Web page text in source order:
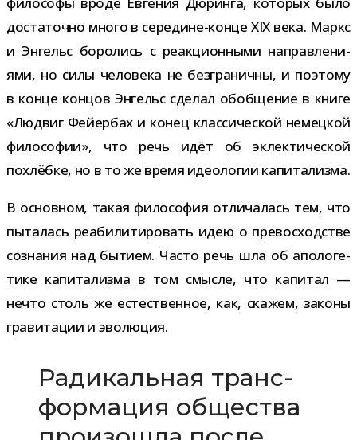
доста­точно много в середине-​конце XIX века. Маркс
и Энгельс боро­лись с реак­ци­он­ными направ­ле­ни­
ями, но силы чело­века не без­гра­ничны, и поэтому
в конце кон­цов Энгельс сде­лал обоб­ще­ние в книге
«Людвиг Фейербах и конец клас­си­че­ской немец­кой
фило­со­фии», что речь идёт об эклек­ти­че­ской
похлёбке, но в то же время идео­ло­гии капитализма.
В основ­ном, такая фило­со­фия отли­ча­лась тем, что
пыта­лась реа­би­ли­ти­ро­вать идею о пре­вос­ход­стве
созна­ния над бытием. Часто речь шла об апо­ло­ге­
тике капи­та­лизма в том смысле, что капи­тал —
нечто столь же есте­ствен­ное, как, ска­жем, законы
гра­ви­та­ции и эволюция.
Радикальная транс­
фор­ма­ция обще­ства